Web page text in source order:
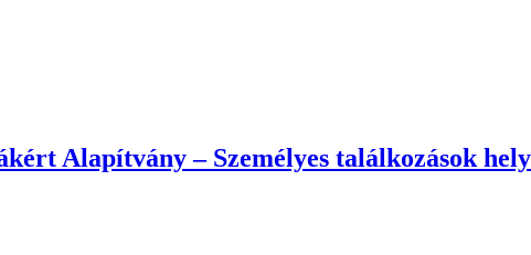
Alapítvány – Személyes találkozások